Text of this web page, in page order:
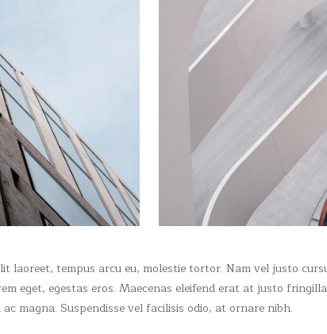
laoreet, tempus arcu eu, molestie tortor. Nam vel justo
eget, egestas eros. Maecenas eleifend erat at justo fringilla
magna. Suspendisse vel facilisis odio, at ornare nibh.